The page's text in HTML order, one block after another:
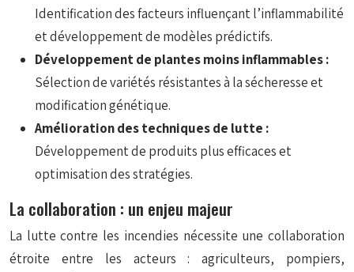
Identification des facteurs influençant l’inflammabilité
et développement de modèles prédictifs.
Développement de plantes moins inflammables :
Sélection de variétés résistantes à la sécheresse et
modification génétique.
Amélioration des techniques de lutte :
Développement de produits plus efficaces et
optimisation des stratégies.
La collaboration : un enjeu majeur
La lutte contre les incendies nécessite une collaboration
étroite entre les acteurs : agriculteurs, pompiers,